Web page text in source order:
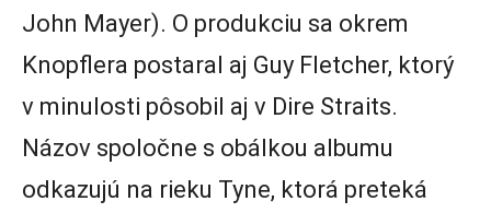
John Mayer). O produkciu sa okrem
Knopflera postaral aj Guy Fletcher, ktorý
v minulosti pôsobil aj v Dire Straits.
Názov spoločne s obálkou albumu
odkazujú na rieku Tyne, ktorá preteká